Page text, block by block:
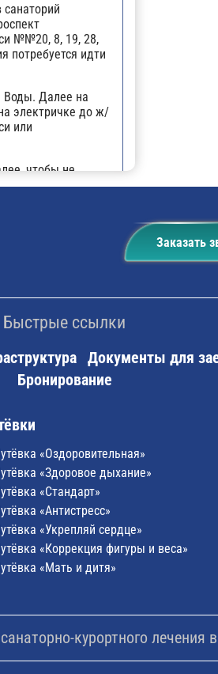
№№20, 8, 19, 28,
потребуется идти
Воды. Далее на
электричке до ж/
или
чтобы не
По
на
на такси или на
Заказать
Быстрые ссылки
Документы для
Бронирование
«Оздоровительная»
«Здоровое дыхание»
«Стандарт»
«Антистресс»
«Укрепляй сердце»
«Коррекция фигуры и веса»
«Мать и дитя»
курортного лечения